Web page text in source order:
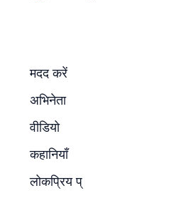
मदद करें
अभिनेता
वीडियो
कहानियाँ
लोकप्रिय प्